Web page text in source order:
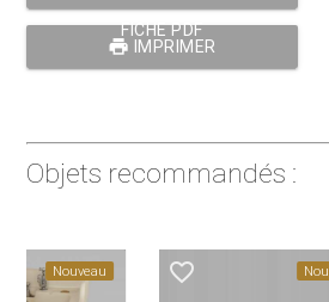
FICHE PDF
print IMPRIMER
Objets recommandés :
Nouveau Nouveau